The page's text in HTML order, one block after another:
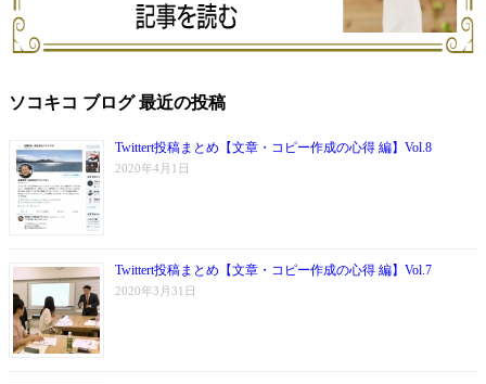
ソコキコ ブログ 最近の投稿
Twittert投稿まとめ【文章・コピー作成の心得 編】Vol.8
2020年4月1日
Twittert投稿まとめ【文章・コピー作成の心得 編】Vol.7
2020年3月31日